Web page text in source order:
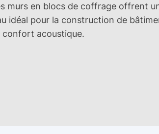
murs en blocs de coffrage offrent
idéal pour la construction de
confort acoustique.